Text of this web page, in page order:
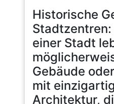
Historische
Stadtzentren:
einer Stadt
Gebäude
mit
Architektur,